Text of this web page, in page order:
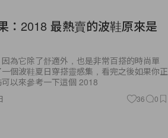
：2018 最熱賣的波鞋原來是
為它除了舒適外，也是非常百搭的時尚單
個波鞋夏日穿搭靈感集，看完之後如果你正
以來參考一下這個 2018
36 0